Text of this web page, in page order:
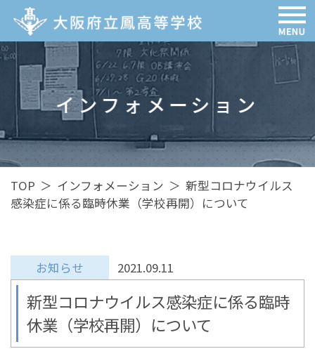
インフォメーション
TOP ＞ インフォメーション ＞ 新型コロナウイルス
感染症に係る臨時休業（学校再開）について
お知らせ 2021.09.11
新型コロナウイルス感染症に係る臨時
休業（学校再開）について